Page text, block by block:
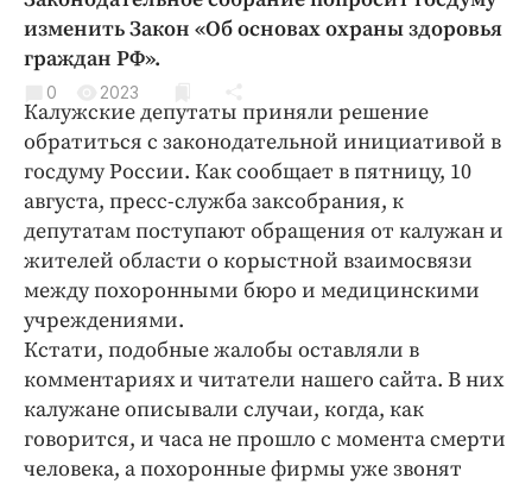
Криминал
Культура
Недвижимость и ЖКХ
Образование
Общество
Погода
Праздники
Происшествия
Спорт
Экономика и бизнес
ПРОЕКТЫ
Блоги
Издания
изменить Закон «Об основах охраны здоровья
граждан РФ».
0 2023
Калужские депутаты приняли решение
обратиться с законодательной инициативой в
госдуму России. Как сообщает в пятницу, 10
августа, пресс-служба заксобрания, к
депутатам поступают обращения от калужан и
жителей области о корыстной взаимосвязи
между похоронными бюро и медицинскими
учреждениями.
Кстати, подобные жалобы оставляли в
комментариях и читатели нашего сайта. В них
калужане описывали случаи, когда, как
говорится, и часа не прошло с момента смерти
человека, а похоронные фирмы уже звонят